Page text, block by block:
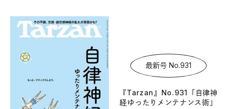
最新号 No.931
『Tarzan』No.931「自律神
経ゆったりメンテナンス術」